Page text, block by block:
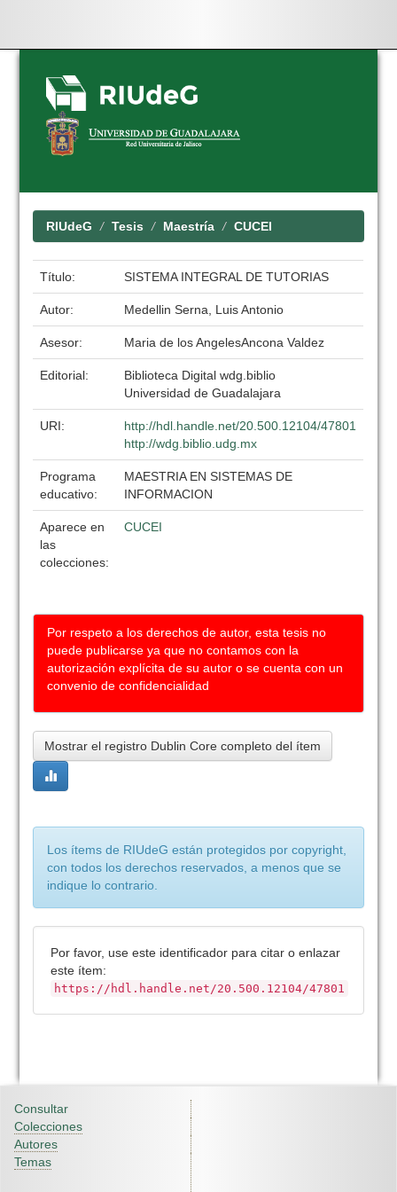
Skip
navigation
RIUdeG Tesis Maestría CUCEI
Título: SISTEMA INTEGRAL DE TUTORIAS
Autor: Medellin Serna, Luis Antonio
Asesor: Maria de los AngelesAncona Valdez
Editorial:
Biblioteca Digital wdg.biblio
Universidad de Guadalajara
URI:
http://hdl.handle.net/20.500.12104/47801
http://wdg.biblio.udg.mx
Programa
educativo:
MAESTRIA EN SISTEMAS DE
INFORMACION
Aparece en
las
colecciones:
CUCEI
Por respeto a los derechos de autor, esta tesis no
puede publicarse ya que no contamos con la
autorización explícita de su autor o se cuenta con un
convenio de confidencialidad
Mostrar el registro Dublin Core completo del ítem
Los ítems de RIUdeG están protegidos por copyright,
con todos los derechos reservados, a menos que se
indique lo contrario.
Por favor, use este identificador para citar o enlazar
este ítem:
https://hdl.handle.net/20.500.12104/47801
Consultar
Colecciones
Autores
Temas